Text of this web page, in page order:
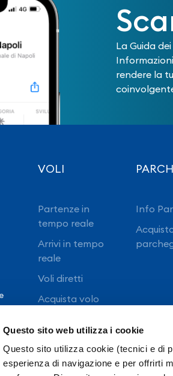
Questo sito web utilizza i cookie
Questo sito utilizza cookie (tecnici e di
esperienza di navigazione e per offrirti
La Guida
rendere la
VOLI
Partenze in
tempo reale
Arrivi in tempo
reale
Voli diretti
Acquista volo
Info